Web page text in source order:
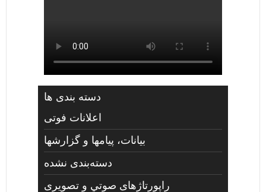
دسته بندی ها
اعلانات فوتی
بیانات، پیامها و گزارشها
دسته‌بندی نشده
راپورتاژهای صوتي و تصويری